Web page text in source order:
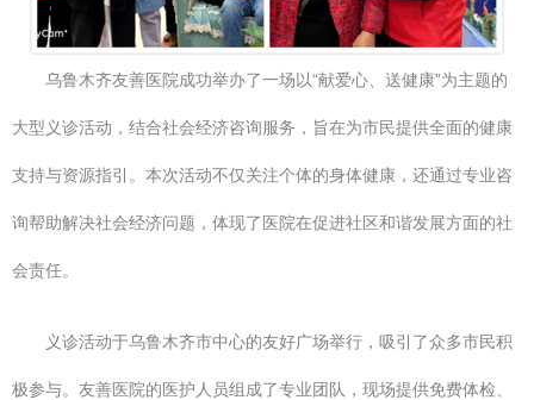
乌鲁木齐友善医院成功举办了一场以“献爱心、送健康”为主题的
大型义诊活动，结合社会经济咨询服务，旨在为市民提供全面的健康
支持与资源指引。本次活动不仅关注个体的身体健康，还通过专业咨
询帮助解决社会经济问题，体现了医院在促进社区和谐发展方面的社
会责任。
义诊活动于乌鲁木齐市中心的友好广场举行，吸引了众多市民积
极参与。友善医院的医护人员组成了专业团队，现场提供免费体检、